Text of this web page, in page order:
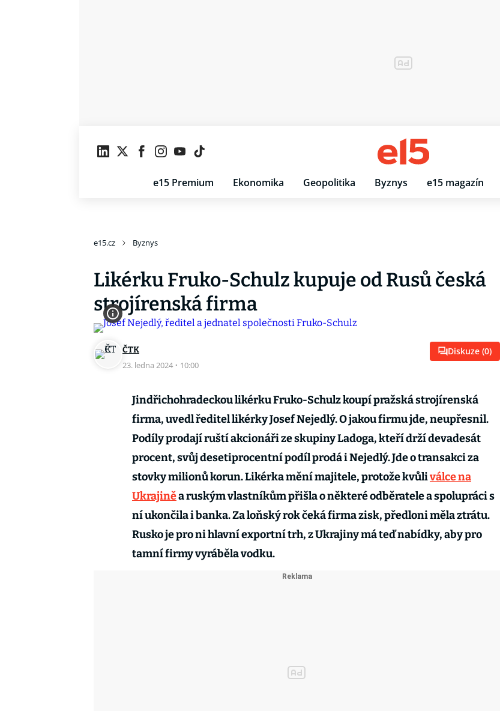
e15 Premium Ekonomika Geopolitika Byznys e15 magazín
e15.cz Byznys
Likérku Fruko-Schulz kupuje od Rusů česká
strojírenská firma
ČTK
23. ledna 2024 · 10:00
Diskuze (0)
Jindřichohradeckou likérku Fruko-Schulz koupí pražská strojírenská
firma, uvedl ředitel likérky Josef Nejedlý. O jakou firmu jde, neupřesnil.
Podíly prodají ruští akcionáři ze skupiny Ladoga, kteří drží devadesát
procent, svůj desetiprocentní podíl prodá i Nejedlý. Jde o transakci za
stovky milionů korun. Likérka mění majitele, protože kvůliválce na
Ukrajiněa ruským vlastníkům přišla o některé odběratele a spolupráci s
ní ukončila i banka. Za loňský rok čeká firma zisk, předloni měla ztrátu.
Rusko je pro ni hlavní exportní trh, z Ukrajiny má teď nabídky, aby pro
tamní firmy vyráběla vodku.